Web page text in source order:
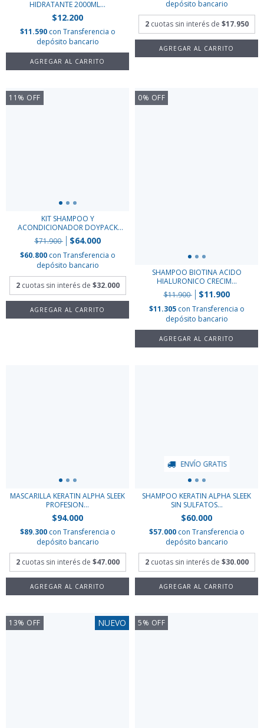
HIDRATANTE 2000ML...
$12.200
$11.590 con Transferencia o
depósito bancario
depósito bancario
2 cuotas sin interés de $17.950
11 % OFF
KIT SHAMPOO Y
ACONDICIONADOR DOYPACK
CUR...
$71.900 $64.000
$60.800 con Transferencia o
depósito bancario
2 cuotas sin interés de $32.000
0% OFF
SHAMPOO BIOTINA ACIDO
HIALURONICO CRECIM...
$11.900
$11.900
$11.305 con Transferencia o
depósito bancario
MASCARILLA KERATIN ALPHA SLEEK
PROFESION...
$94.000
$89.300 con Transferencia o
depósito bancario
2 cuotas sin interés de $47.000
ENVÍO GRATIS
SHAMPOO KERATIN ALPHA SLEEK
SIN SULFATOS...
$60.000
$57.000 con Transferencia o
depósito bancario
2 cuotas sin interés de $30.000
13% OFF NUEVO 5% OFF